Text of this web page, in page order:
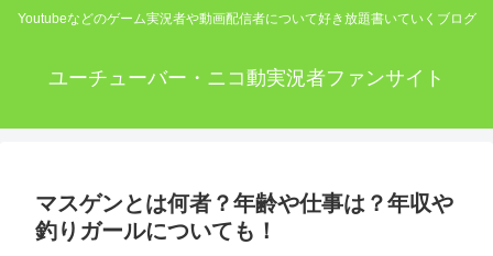
Youtubeなどのゲーム実況者や動画配信者について好き放題書いていくブログ
ユーチューバー・ニコ動実況者ファンサイト
マスゲンとは何者？年齢や仕事は？年収や
釣りガールについても！